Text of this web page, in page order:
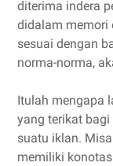
diterima indera
didalam memori
sesuai dengan
norma-norma,
Itulah mengapa
yang terikat
suatu iklan.
memiliki